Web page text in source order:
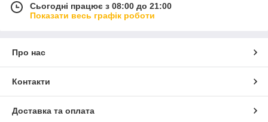
Сьогодні працює з 08:00 до 21:00
Показати весь графік роботи
Про нас
Контакти
Доставка та оплата